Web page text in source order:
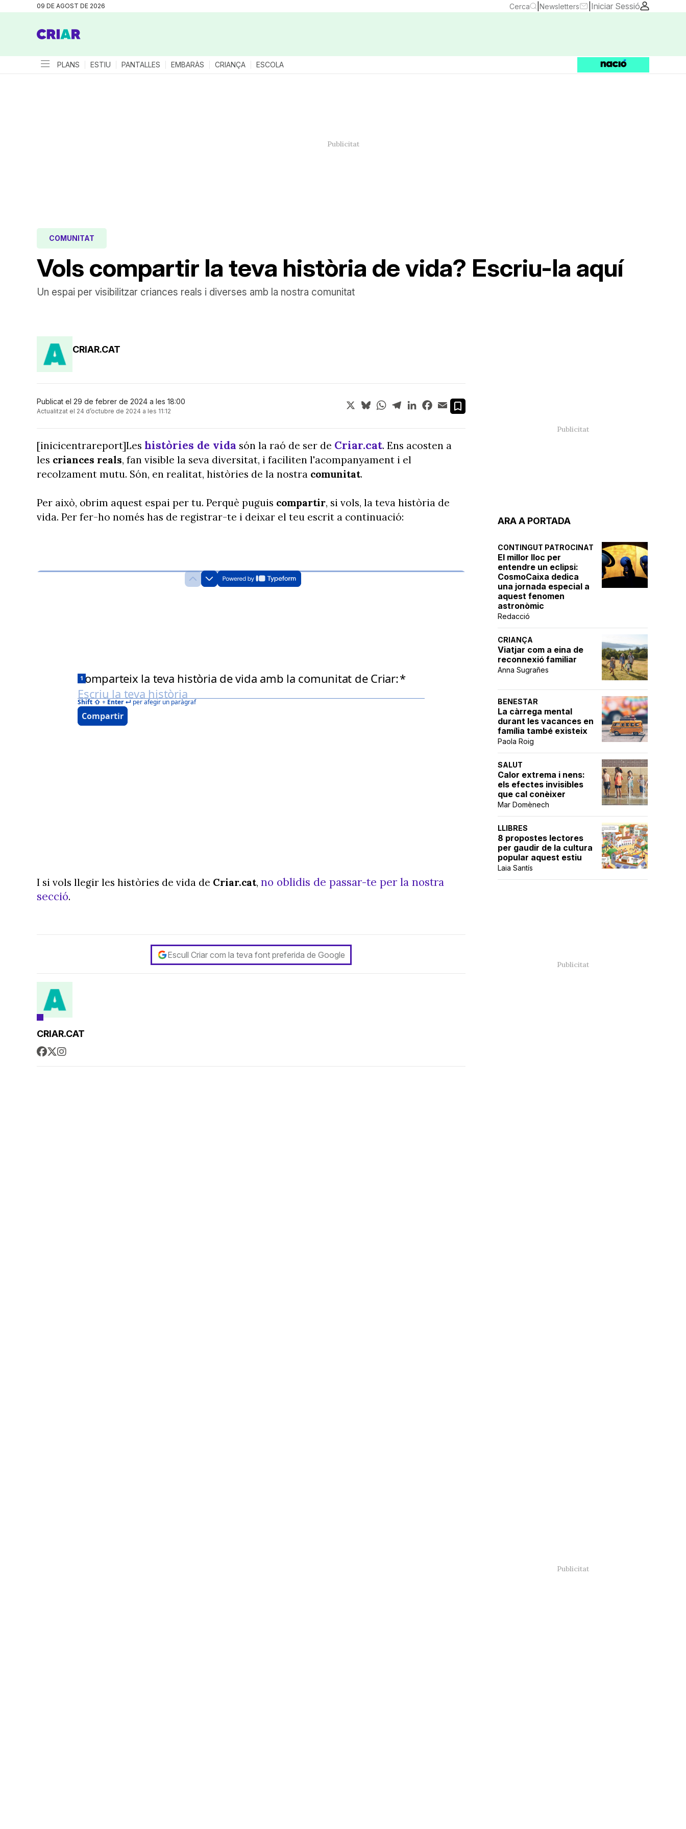
09 DE AGOST DE 2026 Cerca Newsletters Iniciar Sessió
PLANS ESTIU PANTALLES EMBARÀS CRIANÇA ESCOLA
Vols compartir la teva història de vida? Escriu-la aquí
COMUNITAT
Un espai per visibilitzar criances reals i diverses amb la nostra comunitat
ARA A PORTADA
CONTINGUT PATROCINAT
El millor lloc per
entendre un eclipsi:
CosmoCaixa dedica
una jornada especial a
aquest fenomen
astronòmic
Redacció
CRIANÇA
Viatjar com a eina de
reconnexió familiar
Anna Sugrañes
BENESTAR
La càrrega mental
durant les vacances en
família també existeix
Paola Roig
SALUT
Calor extrema i nens:
els efectes invisibles
que cal conèixer
Mar Domènech
LLIBRES
8 propostes lectores
per gaudir de la cultura
popular aquest estiu
Laia Santís
CRIAR.CAT
Publicat el 29 de febrer de 2024 a les 18:00
Actualitzat el 24 d’octubre de 2024 a les 11:12
X BlueskyWhatsApp
TelegramLinkedInFacebook
Email
[inicicentrareport]Les històries de vida són la raó de ser de Criar.cat. Ens acosten a
les criances reals, fan visible la seva diversitat, i faciliten l'acompanyament i el
recolzament mutu. Són, en realitat, històries de la nostra comunitat.
Per això, obrim aquest espai per tu. Perquè puguis compartir, si vols, la teva història de
vida. Per fer-ho només has de registrar-te i deixar el teu escrit a continuació:
I si vols llegir les històries de vida de Criar.cat, no oblidis de passar-te per la nostra
secció.
Escull Criar com la teva font preferida de Google
CRIAR.CAT